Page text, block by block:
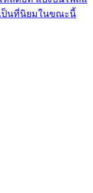
เป็นที่นิยมในขณะนี้